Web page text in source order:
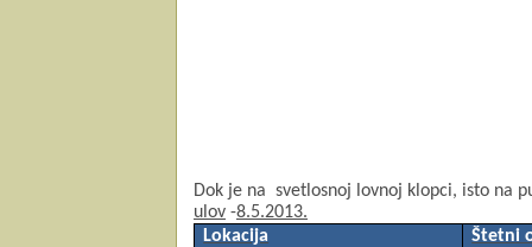
Dok je na svetlosnoj lovnoj klopci, isto na
ulov -8.5.2013.
Lokacija
Štetni